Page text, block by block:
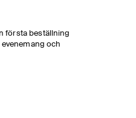
första beställning
och